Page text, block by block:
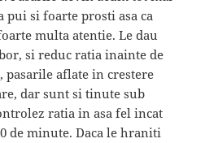
pui si foarte prosti asa ca
multa atentie. Le dau
si reduc ratia inainte de
aflate in crestere
dar sunt si tinute sub
ratia in asa fel incat
de minute. Daca le hraniti